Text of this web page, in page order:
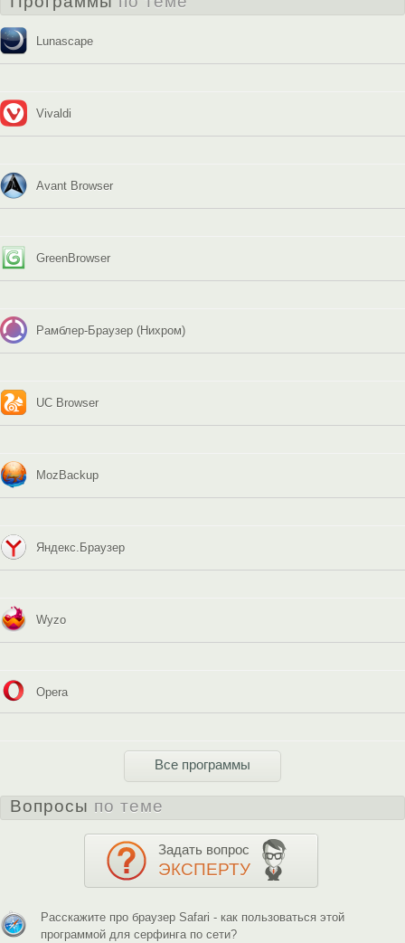
Lunascape
Vivaldi
Avant Browser
GreenBrowser
Рамблер-Браузер (Нихром)
UC Browser
MozBackup
Яндекс.Браузер
Wyzo
Opera
Все программы
Вопросы по теме
Задать вопрос
ЭКСПЕРТУ
Расскажите про браузер Safari - как пользоваться этой
программой для серфинга по сети?